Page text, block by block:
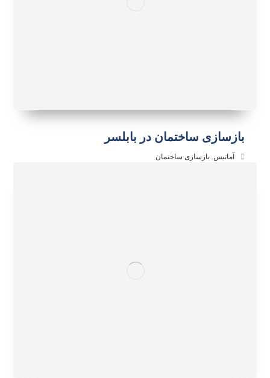
بازسازی ساختمان در بابلسر
آماتیس,بازسازی ساختمان